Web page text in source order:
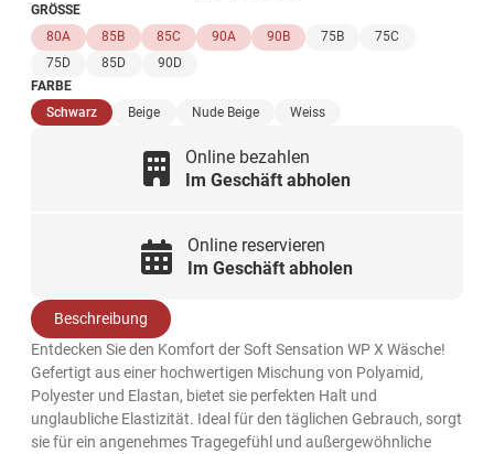
GRÖSSE
80A
85B 85C 90A 90B 75B
75C
75D
85D
90D
FARBE
Schwarz(ausgewählt)
Beige Nude Beige Weiss
Online bezahlen
Im Geschäft abholen
Online reservieren
Im Geschäft abholen
Beschreibung
Entdecken Sie den Komfort der Soft Sensation WP X Wäsche!
Gefertigt aus einer hochwertigen Mischung von Polyamid,
Polyester und Elastan, bietet sie perfekten Halt und
unglaubliche Elastizität. Ideal für den täglichen Gebrauch, sorgt
sie für ein angenehmes Tragegefühl und außergewöhnliche